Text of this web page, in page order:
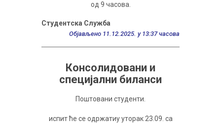
од 9 часова.
Студентска Служба
Објављено 11.12.2025. у 13:37 часова
Консолидовани и
специјални биланси
Поштовани студенти.
испит ће се одржатиу уторак 23.09. са